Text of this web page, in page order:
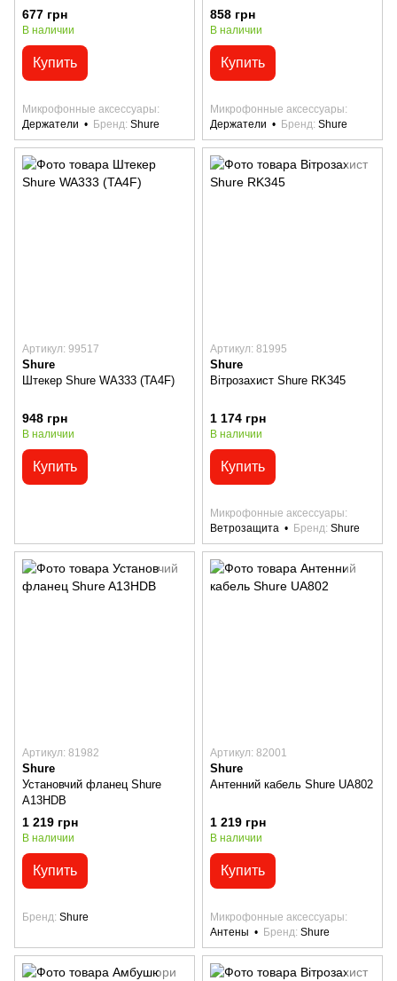
677 грн
В наличии
Купить
Микрофонные аксессуары
Держатели
Бренд Shure
858 грн
В наличии
Купить
Микрофонные аксессуары
Держатели
Бренд Shure
Артикул: 99517
Shure
Штекер Shure WA333 (TA4F)
948 грн
В наличии
Купить
Артикул: 81995
Shure
Вітрозахист Shure RK345
1 174 грн
В наличии
Купить
Микрофонные аксессуары
Ветрозащита
Бренд Shure
Артикул: 81982
Shure
Установчий фланец Shure
A13HDB
1 219 грн
В наличии
Купить
Бренд Shure
Артикул: 82001
Shure
Антенний кабель Shure UA802
1 219 грн
В наличии
Купить
Микрофонные аксессуары
Антены
Бренд Shure